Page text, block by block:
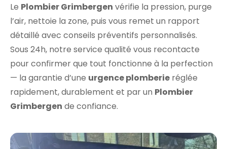
Le Plombier Grimbergen vérifie la pression, purge
l’air, nettoie la zone, puis vous remet un rapport
détaillé avec conseils préventifs personnalisés.
Sous 24h, notre service qualité vous recontacte
pour confirmer que tout fonctionne à la perfection
— la garantie d’une urgence plomberie réglée
rapidement, durablement et par un Plombier
Grimbergen de confiance.